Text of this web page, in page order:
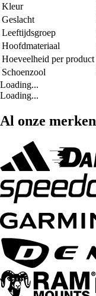
Kleur
Geslacht
Leeftijdsgroep
Hoofdmateriaal
Hoeveelheid per product
Schoenzool
Loading...
Loading...
Al onze merken